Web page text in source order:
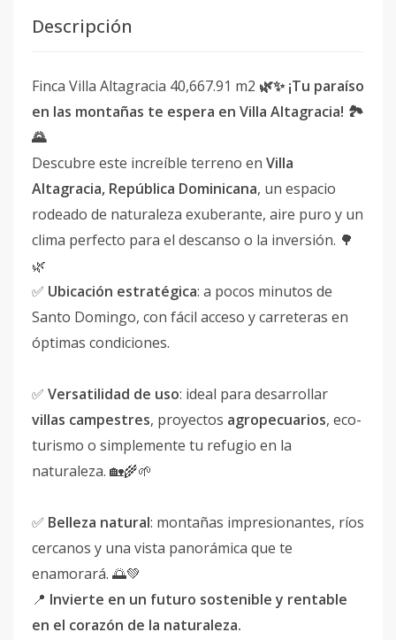
Descripción
Finca Villa Altagracia 40,667.91 m2 🌿✨ ¡Tu paraíso
en las montañas te espera en Villa Altagracia! 🏞️
🌄
Descubre este increíble terreno en Villa
Altagracia, República Dominicana, un espacio
rodeado de naturaleza exuberante, aire puro y un
clima perfecto para el descanso o la inversión. 🌳
🌿
✅ Ubicación estratégica: a pocos minutos de
Santo Domingo, con fácil acceso y carreteras en
óptimas condiciones.
✅ Versatilidad de uso: ideal para desarrollar
villas campestres, proyectos agropecuarios, eco-
turismo o simplemente tu refugio en la
naturaleza. 🏡🌾🌱
✅ Belleza natural: montañas impresionantes, ríos
cercanos y una vista panorámica que te
enamorará. 🌅💚
📍 Invierte en un futuro sostenible y rentable
en el corazón de la naturaleza.